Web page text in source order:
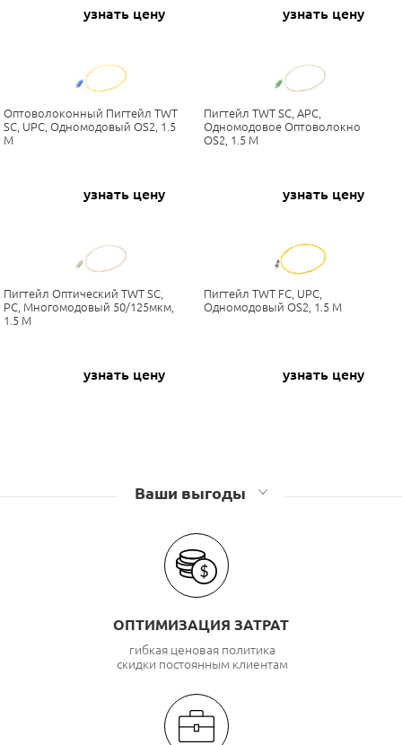
узнать цену узнать цену
Оптоволоконный Пигтейл TWT
SC, UPC, Одномодовый OS2, 1.5
М
узнать цену
Пигтейл TWT SC, APC,
Одномодовое Оптоволокно
OS2, 1.5 М
узнать цену
Пигтейл Оптический TWT SC,
PC, Многомодовый 50/125мкм,
1.5 М
узнать цену
Пигтейл TWT FC, UPC,
Одномодовый OS2, 1.5 М
узнать цену
Ваши выгоды
ОПТИМИЗАЦИЯ ЗАТРАТ
гибкая ценовая политика
скидки постоянным клиентам